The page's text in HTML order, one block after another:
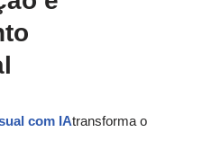
com IAtransforma o